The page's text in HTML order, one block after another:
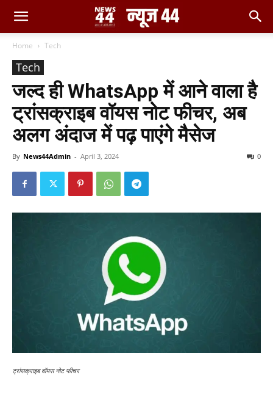
Home Tech
Tech
जल्द ही WhatsApp में आने वाला है
ट्रांसक्राइब वॉयस नोट फीचर, अब
अलग अंदाज में पढ़ पाएंगे मैसेज
By News44Admin - April 3, 2024 0
ट्रांसक्राइब वॉयस नोट फीचर